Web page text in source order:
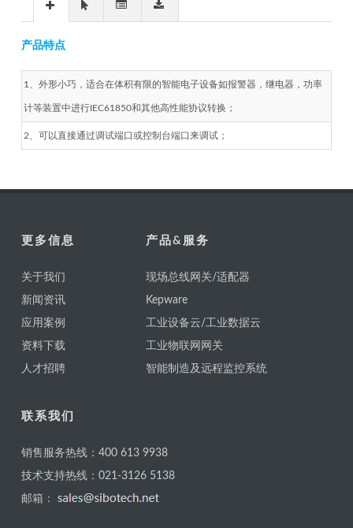
产品特点
1、外形小巧，适合在体积有限的智能电子设备如报警器，继电器，功率
计等装置中进行IEC61850和其他高性能协议转换；
2、可以直接通过调试端口或控制台端口来调试；
更多信息
关于我们
新闻资讯
应用案例
资料下载
人才招聘
产品&服务
现场总线网关/适配器
Kepware
工业设备云/工业数据云
工业物联网网关
智能制造及远程监控系统
联系我们
销售服务热线：400 613 9938
技术支持热线：021-3126 5138
邮箱：